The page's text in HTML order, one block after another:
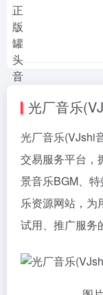
光厂音乐
光厂音乐(VJshi
交易服务平台，
景音乐BGM、
乐资源网站，为
试用、推广服务